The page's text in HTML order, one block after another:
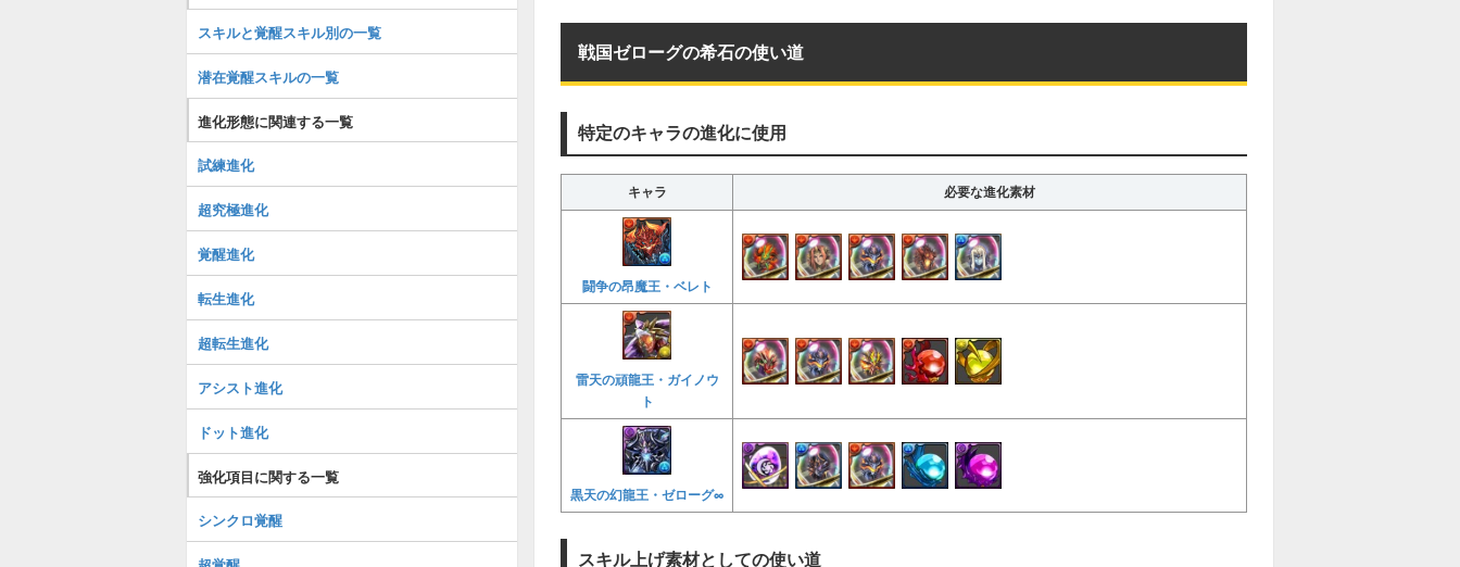
戦国ゼローグの希石の使い道
特定のキャラの進化に使用
キャラ 必要な進化素材
闘争の昂魔王・ベレト
雷天の頑龍王・ガイノウ
ト
黒天の幻龍王・ゼローグ∞
スキル上げ素材としての使い道
スキルと覚醒スキル別の一覧
潜在覚醒スキルの一覧
進化形態に関連する一覧
試練進化
超究極進化
覚醒進化
転生進化
超転生進化
アシスト進化
ドット進化
強化項目に関する一覧
シンクロ覚醒